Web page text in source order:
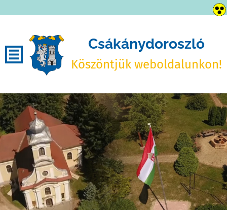
Csákánydoroszló
Köszöntjük weboldalunkon!